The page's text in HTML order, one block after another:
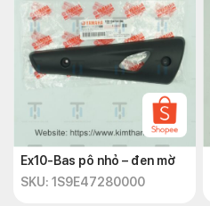
Ex10-Bas pô nhỏ – đen mờ
SKU: 1S9E47280000